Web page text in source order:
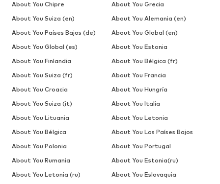
About You Chipre
About You Grecia
About You Suiza (en)
About You Alemania (en)
About You Países Bajos (de)
About You Global (en)
About You Global (es)
About You Estonia
About You Finlandia
About You Bélgica (fr)
About You Suiza (fr)
About You Francia
About You Croacia
About You Hungría
About You Suiza (it)
About You Italia
About You Lituania
About You Letonia
About You Bélgica
About You Los Países Bajos
About You Polonia
About You Portugal
About You Rumania
About You Estonia(ru)
About You Letonia (ru)
About You Eslovaquia